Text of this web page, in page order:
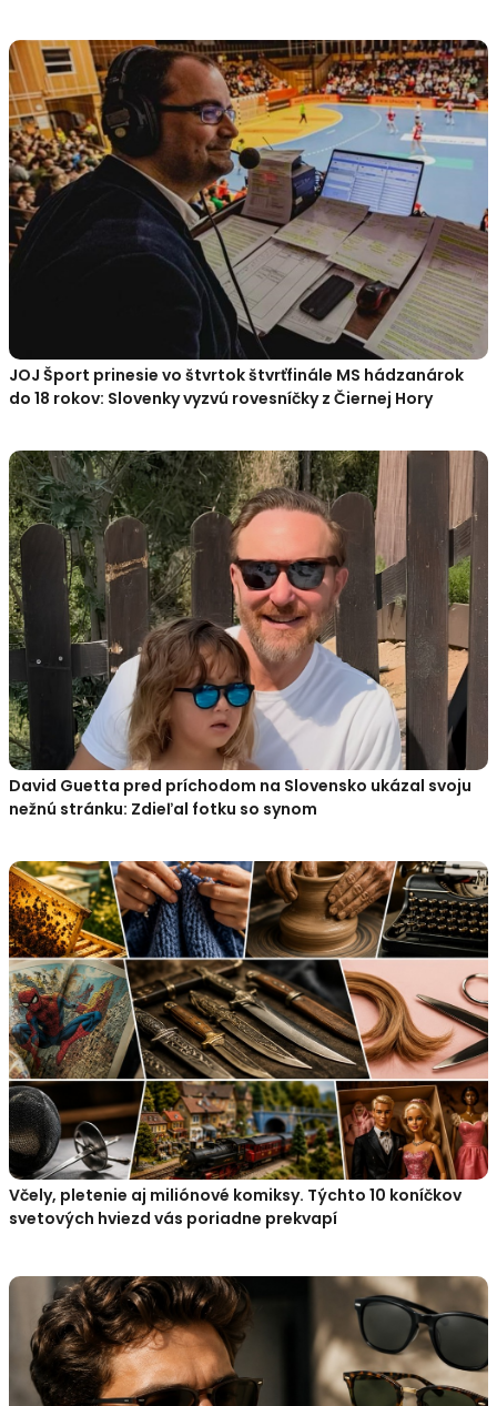
JOJ Šport prinesie vo štvrtok štvrťfinále MS hádzanárok
do 18 rokov: Slovenky vyzvú rovesníčky z Čiernej Hory
David Guetta pred príchodom na Slovensko ukázal svoju
nežnú stránku: Zdieľal fotku so synom
Včely, pletenie aj miliónové komiksy. Týchto 10 koníčkov
svetových hviezd vás poriadne prekvapí